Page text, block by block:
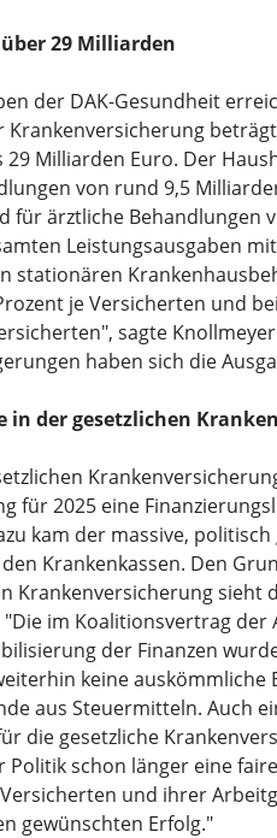
29 Milliarden
der DAK-Gesundheit
Krankenversicherung
29 Milliarden Euro. Der
von rund 9,5
für ärztliche Behandlungen
Leistungsausgaben
stationären
je Versicherten und
sagte
haben sich die
in der gesetzlichen
für 2025 eine
kam der massive,
Krankenkassen. Den
Krankenversicherung
"Die im Koalitionsvertrag
der Finanzen
keine
aus Steuermitteln. Auch
die gesetzliche
schon länger eine
und ihrer
gewünschten Erfolg."